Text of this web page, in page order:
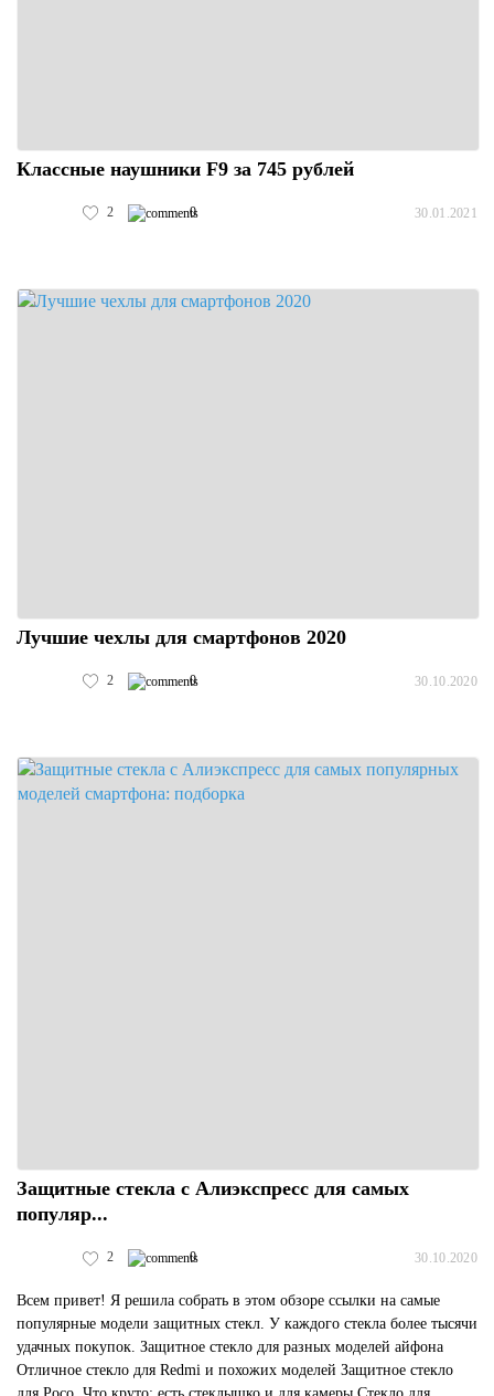
Классные наушники F9 за 745 рублей
2 0 30.01.2021
Лучшие чехлы для смартфонов 2020
2 0 30.10.2020
Защитные стекла с Алиэкспресс для самых
популяр...
2 0 30.10.2020
Всем привет! Я решила собрать в этом обзоре ссылки на самые
популярные модели защитных стекл. У каждого стекла более тысячи
удачных покупок. Защитное стекло для разных моделей айфона
Отличное стекло для Redmi и похожих моделей Защитное стекло